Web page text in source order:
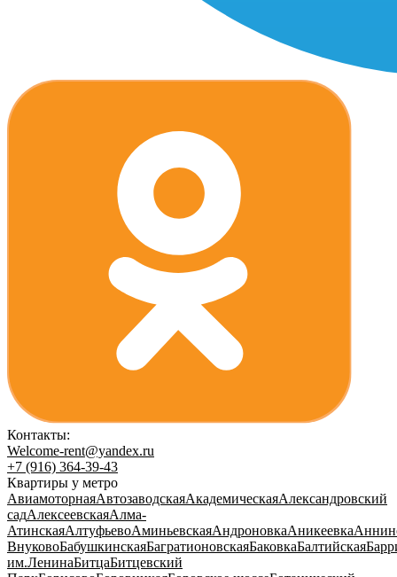
Контакты:
Welcome-rent@yandex.ru
+7 (916) 364-39-43
Квартиры у метро
АвиамоторнаяАвтозаводскаяАкадемическаяАлександровский
садАлексеевскаяАлма-
АтинскаяАлтуфьевоАминьевскаяАндроновкаАникеевка
ВнуковоБабушкинскаяБагратионовскаяБаковкаБалтийская
им.ЛенинаБитцаБитцевский